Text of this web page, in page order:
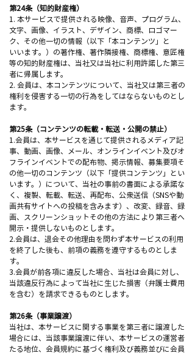
第24条（知的財産権）
1. 本サービスで提供される映像、音声、プログラム、
文字、画像、イラスト、デザイン、商標、ロゴマー
ク、その他一切の情報（以下「本コンテンツ」と
いいます。）の著作権、著作隣接権、商標権、意匠権
等の知的財産権は、当社又は当社に利用許諾した第三
者に帰属します。
2. 会員は、本コンテンツについて、当社又は第三者の
権利を侵害する一切の行為をしてはならないものとし
ます。
第25条（コンテンツの転載・転送・公開の禁止）
1.会員は、本サービスを通じて提供されるメディア記
事、動画、画像、メール、オンラインイベント及びオ
フラインイベントでの配布物、掲示情報、募集要項そ
の他一切のコンテンツ（以下「提供コンテンツ」とい
います。）について、当社の事前の書面による承諾な
く、複製、転載、転送、再配布、公衆送信（SNSや動
画共有サイトへの投稿を含みます）、改変、録音、録
画、スクリーンショットその他の方法により第三者へ
開示・提供しないものとします。
2.会員は、退会その他理由を問わず本サービスの利用
を終了した後も、前項の義務を遵守するものとしま
す。
3.会員が前各項に違反した場合、当社は会員に対し、
当該違反行為によって当社に生じた損害（弁護士費用
を含む）を請求できるものとします。
第26条（事業譲渡）
当社は、本サービスに関する事業を第三者に譲渡した
場合には、当該事業譲渡に伴い、本サービスの運営者
たる地位、会員規約に基づく権利及び義務並びに会員